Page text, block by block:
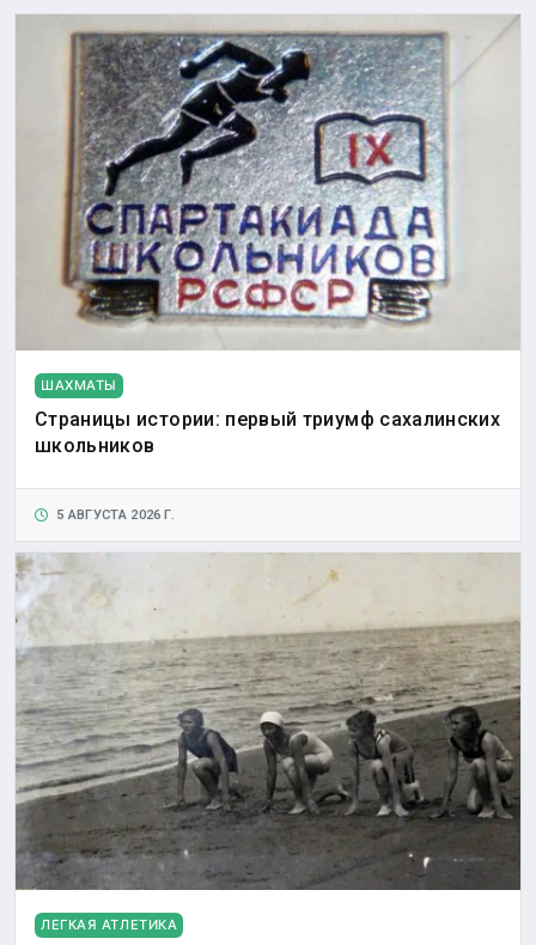
ШАХМАТЫ
Страницы истории: первый триумф сахалинских
школьников
5 АВГУСТА 2026 Г.
ЛЕГКАЯ АТЛЕТИКА